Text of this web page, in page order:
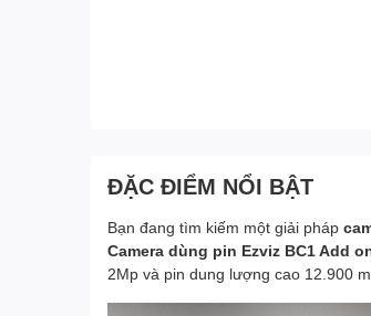
ĐẶC ĐIỂM NỔI BẬT
Bạn đang tìm kiếm một giải pháp
Camera dùng pin Ezviz BC1 Add
2Mp và pin dung lượng cao 12.900